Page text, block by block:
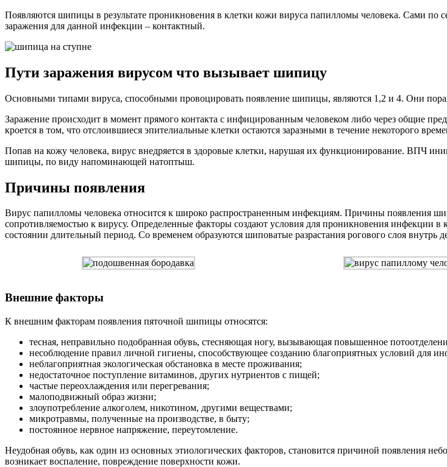
Появляются шипицы в результате проникновения в клетки кожи вируса папилломы человека. Сами по
заражения для данной инфекции – контактный.
Пути заражения вирусом что вызывает шипицу
Основными типами вируса, способными провоцировать появление шипицы, являются 1,2 и 4. Они
Заражение происходит в момент прямого контакта с инфицированным человеком либо через общие
кроется в том, что отслоившиеся эпителиальные клетки остаются заразными в течение некоторого
Попав на кожу человека, вирус внедряется в здоровые клетки, нарушая их функционирование. ВПЧ
шипицы, по виду напоминающей натоптыш.
Причины появления
Вирус папилломы человека относится к широко распространенным инфекциям. Причины появления
сопротивляемостью к вирусу. Определенные факторы создают условия для проникновения инфекции
состоянии длительный период. Со временем образуются шиповатые разрастания рогового слоя внутрь
Внешние факторы
К внешним факторам появления пяточной шипицы относятся:
тесная, неправильно подобранная обувь, стесняющая ногу, вызывающая повышенное
несоблюдение правил личной гигиены, способствующее созданию благоприятных условий для
неблагоприятная экологическая обстановка в месте проживания;
недостаточное поступление витаминов, других нутриентов с пищей;
частые переохлаждения или перегревания;
малоподвижный образ жизни;
злоупотребление алкоголем, никотином, другими веществами;
микротравмы, полученные на производстве, в быту;
постоянное нервное напряжение, переутомление.
Неудобная обувь, как один из основных этиологических факторов, становится причиной появления
возникает воспаление, повреждение поверхности кожи.